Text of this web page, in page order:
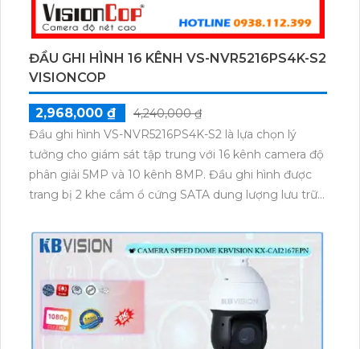
ĐẦU GHI HÌNH 16 KÊNH VS-NVR5216PS4K-S2
VISIONCOP
2,968,000 ₫
4,240,000 ₫
Đầu ghi hình VS-NVR5216PS4K-S2 là lựa chọn lý
tưởng cho giám sát tập trung với 16 kênh camera độ
phân giải 5MP và 10 kênh 8MP. Đầu ghi hình được
trang bị 2 khe cắm ổ cứng SATA dung lượng lưu trữ
khả năng tương thích với nhiều dòng camera khác
nhau. Công nghệ nén video H.265 giúp tiết kiệm
băng thông và dung lượng lưu trữ hiệu quả.